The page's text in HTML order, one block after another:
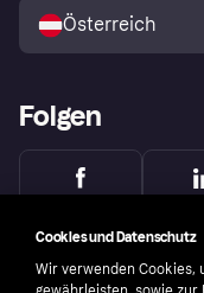
Österreich
Folgen
Cookies und Datenschutz
Wir verwenden Cookies,